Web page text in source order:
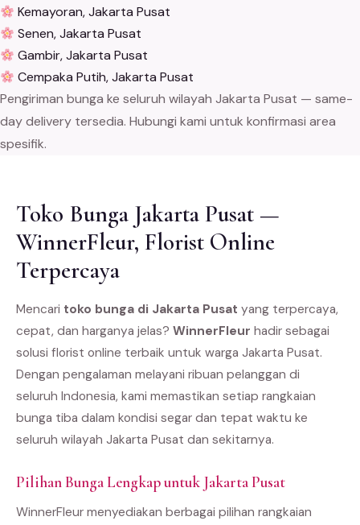
Kemayoran, Jakarta Pusat
Senen, Jakarta Pusat
Gambir, Jakarta Pusat
Cempaka Putih, Jakarta Pusat
Pengiriman bunga ke seluruh wilayah Jakarta Pusat — same-
day delivery tersedia. Hubungi kami untuk konfirmasi area
spesifik.
Toko Bunga Jakarta Pusat —
WinnerFleur, Florist Online
Terpercaya
Mencari toko bunga di Jakarta Pusat yang terpercaya,
cepat, dan harganya jelas? WinnerFleur hadir sebagai
solusi florist online terbaik untuk warga Jakarta Pusat.
Dengan pengalaman melayani ribuan pelanggan di
seluruh Indonesia, kami memastikan setiap rangkaian
bunga tiba dalam kondisi segar dan tepat waktu ke
seluruh wilayah Jakarta Pusat dan sekitarnya.
Pilihan Bunga Lengkap untuk Jakarta Pusat
WinnerFleur menyediakan berbagai pilihan rangkaian